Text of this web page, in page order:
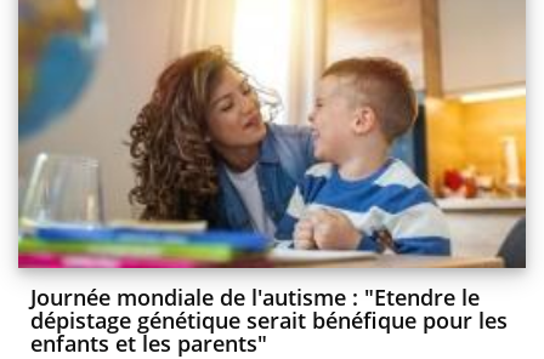
Journée mondiale de l'autisme : "Etendre le
dépistage génétique serait bénéfique pour les
enfants et les parents"